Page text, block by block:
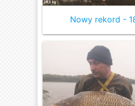
Nowy rekord -